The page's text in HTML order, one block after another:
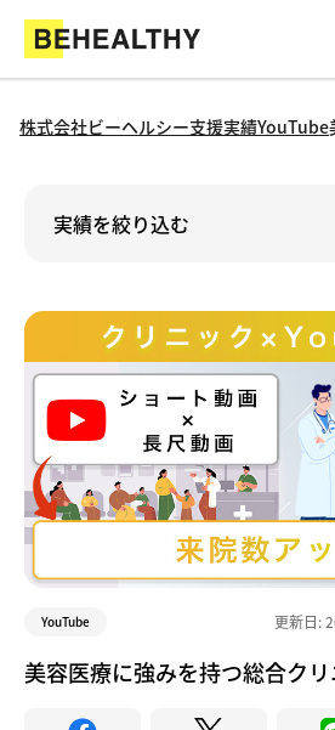
株式会社ビーヘルシー支援実績YouTube
実績を絞り込む
YouTube 更新日:
美容医療に強みを持つ総合ク